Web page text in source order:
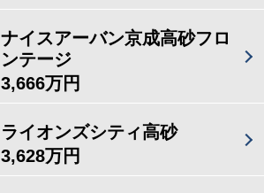
ナイスアーバン京成高砂フロ
ンテージ
3,666万円
ライオンズシティ高砂
3,628万円